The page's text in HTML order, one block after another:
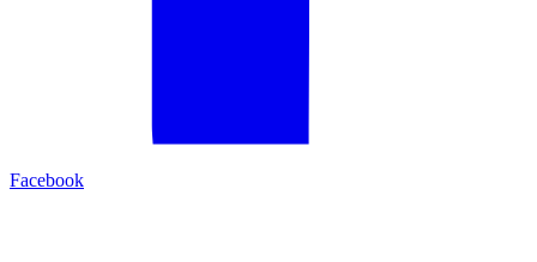
Facebook